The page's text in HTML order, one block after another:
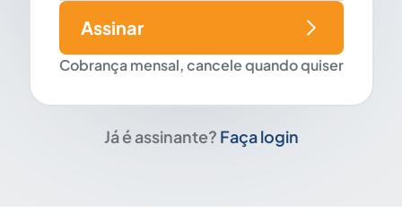
Cobrança mensal, cancele quando quiser
Assinar
Já é assinante? Faça login